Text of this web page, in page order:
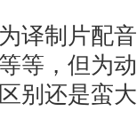
制片配音
等，但为
别还是蛮